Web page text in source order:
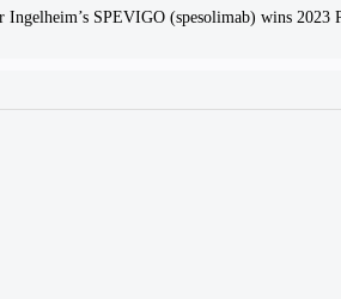
Ingelheim’s SPEVIGO (spesolimab) wins